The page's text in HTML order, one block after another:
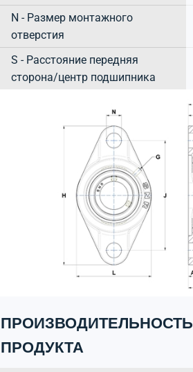
N - Размер монтажного
отверстия
S - Расстояние передняя
сторона/центр подшипника
ПРОИЗВОДИТЕЛЬНОСТЬ
ПРОДУКТА